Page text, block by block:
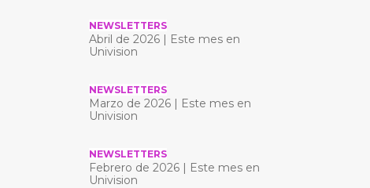
NEWSLETTERS
Abril de 2026 | Este mes en
Univision
NEWSLETTERS
Marzo de 2026 | Este mes en
Univision
NEWSLETTERS
Febrero de 2026 | Este mes en
Univision